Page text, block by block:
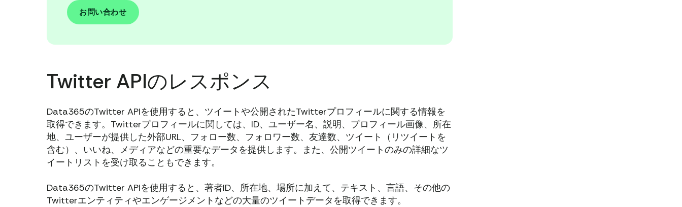
お問い合わせ
Twitter APIのレスポンス
Data365のTwitter APIを使用すると、ツイートや公開されたTwitterプロフィールに関する情報を
取得できます。Twitterプロフィールに関しては、ID、ユーザー名、説明、プロフィール画像、所在
地、ユーザーが提供した外部URL、フォロー数、フォロワー数、友達数、ツイート（リツイートを
含む）、いいね、メディアなどの重要なデータを提供します。また、公開ツイートのみの詳細なツ
イートリストを受け取ることもできます。
Data365のTwitter APIを使用すると、著者ID、所在地、場所に加えて、テキスト、言語、その他の
Twitterエンティティやエンゲージメントなどの大量のツイートデータを取得できます。